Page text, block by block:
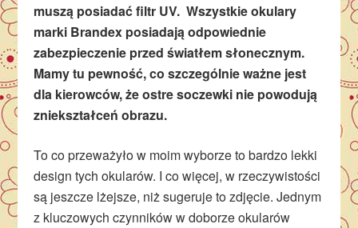
muszą posiadać filtr UV. Wszystkie okulary
marki Brandex posiadają odpowiednie
zabezpieczenie przed światłem słonecznym.
Mamy tu pewność, co szczególnie ważne jest
dla kierowców, że ostre soczewki nie powodują
zniekształceń obrazu.
To co przeważyło w moim wyborze to bardzo lekki
design tych okularów. I co więcej, w rzeczywistości
są jeszcze lżejsze, niż sugeruje to zdjęcie. Jednym
z kluczowych czynników w doborze okularów